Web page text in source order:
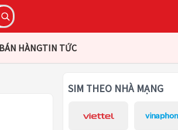
HÀNGTIN TỨC
SIM THEO NHÀ MẠNG